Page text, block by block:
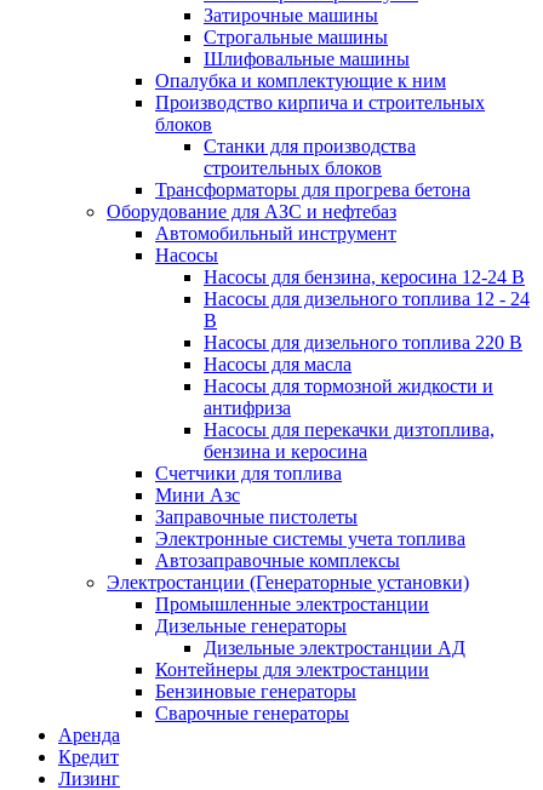
Затирочные машины
Строгальные машины
Шлифовальные машины
Опалубка и комплектующие к ним
Производство кирпича и строительных
блоков
Cтанки для производства
строительных блоков
Трансформаторы для прогрева бетона
Оборудование для АЗС и нефтебаз
Автомобильный инструмент
Насосы
Насосы для бензина, керосина 12-24 В
Насосы для дизельного топлива 12 - 24
В
Насосы для дизельного топлива 220 В
Насосы для масла
Насосы для тормозной жидкости и
антифриза
Насосы для перекачки дизтоплива,
бензина и керосина
Счетчики для топлива
Мини Азс
Заправочные пистолеты
Электронные системы учета топлива
Автозаправочные комплексы
Электростанции (Генераторные установки)
Промышленные электростанции
Дизельные генераторы
Дизельные электростанции АД
Контейнеры для электростанции
Бензиновые генераторы
Сварочные генераторы
Аренда
Кредит
Лизинг